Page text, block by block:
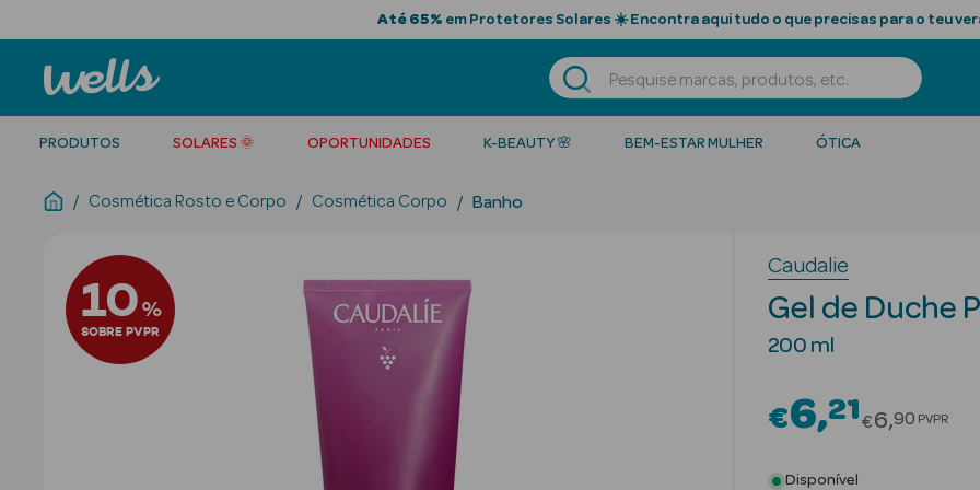
Até 65% em Protetores Solares ☀️ Encontra aqui tudo o que precisas para o teu
PRODUTOS SOLARES 🌞 OPORTUNIDADES K-BEAUTY 🌸 BEM-ESTAR MULHER ÓTICA
Cosmética Rosto e Corpo Cosmética Corpo Banho
10%
SOBRE PVPR
Caudalie
Gel de Duche
200 ml
€6 21Price
€6 90 PVPR
Disponível